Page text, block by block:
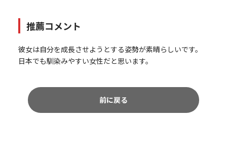
推薦コメント
彼女は自分を成長させようとする姿勢が素晴らしいです。
日本でも馴染みやすい女性だと思います。
前に戻る